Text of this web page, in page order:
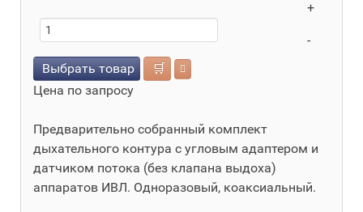
+
-
Выбрать товар
🛒
Цена по запросу
Предварительно собранный комплект
дыхательного контура с угловым адаптером и
датчиком потока (без клапана выдоха)
аппаратов ИВЛ. Одноразовый, коаксиальный.